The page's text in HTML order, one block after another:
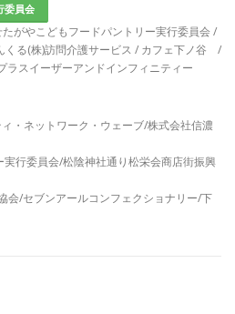
委員会
がやこどもフードパントリー実行委員会 /
くる(株)訪問介護サービス / カフェ下ノ谷 /
スイーザーアンドインフィニティー
・ネットワーク・ウェーブ/株式会社信濃
行委員会/松陰神社通り松栄会商店街振興
会/セブンアールコンフェクショナリー/下